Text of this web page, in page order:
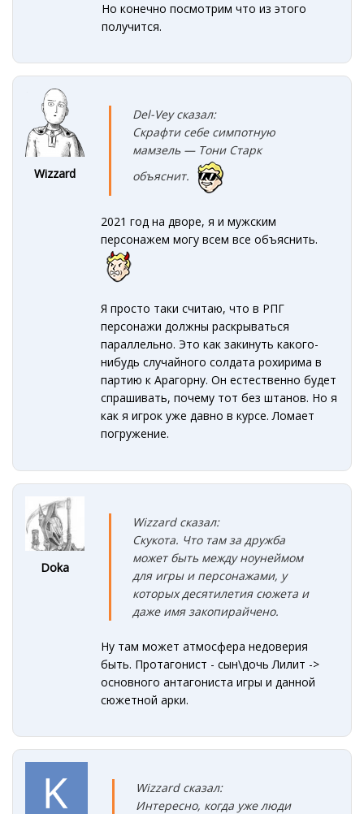
Но конечно посмотрим что из этого
получится.
Wizzard
Del-Vey сказал:
Скрафти себе симпотную
мамзель — Тони Старк
объяснит.
2021 год на дворе, я и мужским
персонажем могу всем все объяснить.
Я просто таки считаю, что в РПГ
персонажи должны раскрываться
параллельно. Это как закинуть какого-
нибудь случайного солдата рохирима в
партию к Арагорну. Он естественно будет
спрашивать, почему тот без штанов. Но я
как я игрок уже давно в курсе. Ломает
погружение.
Doka
Wizzard сказал:
Скукота. Что там за дружба
может быть между ноунеймом
для игры и персонажами, у
которых десятилетия сюжета и
даже имя закопирайчено.
Ну там может атмосфера недоверия
быть. Протагонист - сын\дочь Лилит ->
основного антагониста игры и данной
сюжетной арки.
Wizzard сказал:
Интересно, когда уже люди